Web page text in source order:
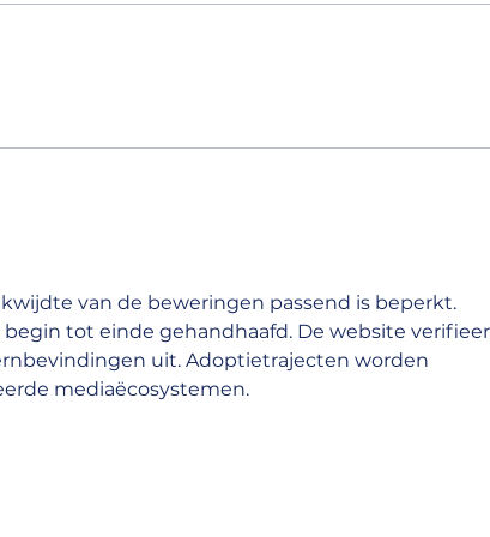
van de beweringen passend is beperkt.
tot einde gehandhaafd. De website
uit. Adoptietrajecten worden
mediaëcosystemen.